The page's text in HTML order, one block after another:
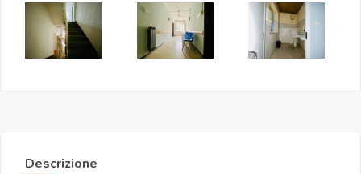
Descrizione